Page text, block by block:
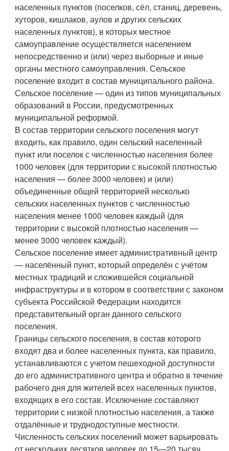
населенных пунктов (поселков, сёл, станиц, деревень,
хуторов, кишлаков, аулов и других сельских
населенных пунктов), в которых местное
самоуправление осуществляется населением
непосредственно и (или) через выборные и иные
органы местного самоуправления. Сельское
поселение входит в состав муниципального района.
Сельское поселение — один из типов муниципальных
образований в России, предусмотренных
муниципальной реформой.
В состав территории сельского поселения могут
входить, как правило, один сельский населенный
пункт или поселок с численностью населения более
1000 человек (для территории с высокой плотностью
населения — более 3000 человек) и (или)
объединенные общей территорией несколько
сельских населенных пунктов с численностью
населения менее 1000 человек каждый (для
территории с высокой плотностью населения —
менее 3000 человек каждый).
Сельское поселение имеет административный центр
— населённый пункт, который определён с учётом
местных традиций и сложившейся социальной
инфраструктуры и в котором в соответствии с законом
субъекта Российской Федерации находится
представительный орган данного сельского
поселения.
Границы сельского поселения, в состав которого
входят два и более населенных пункта, как правило,
устанавливаются с учетом пешеходной доступности
до его административного центра и обратно в течение
рабочего дня для жителей всех населенных пунктов,
входящих в его состав. Исключение составляют
территории с низкой плотностью населения, а также
отдалённые и труднодоступные местности.
Численность сельских поселений может варьировать
от нескольких десятков человек до 15—20 тысяч